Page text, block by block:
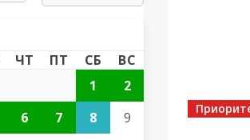
ЧТ ПТ СБ
ВС
1
2
6 7 8
9